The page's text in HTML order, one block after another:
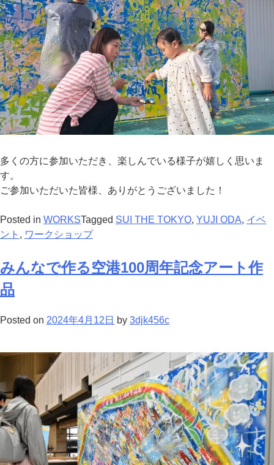
多くの方に参加いただき、楽しんでいる様子が嬉しく思いま
す。
ご参加いただいた皆様、ありがとうございました！
Posted in WORKSTagged SUI THE TOKYO, YUJI ODA, イベ
ント , ワークショップ
みんなで作る空港100周年記念アート作
品
Posted on 2024年4月12日 by 3djk456c